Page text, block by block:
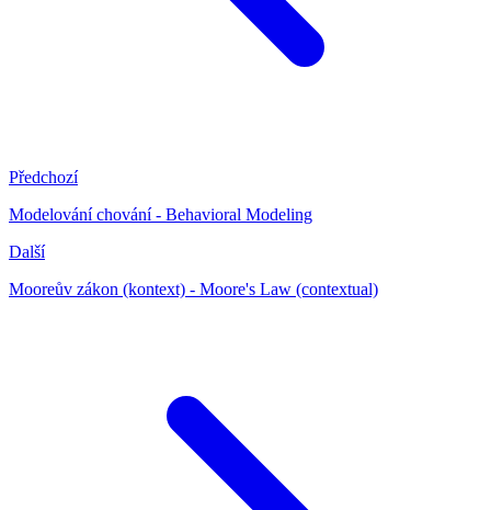
Předchozí
Modelování chování - Behavioral Modeling
Další
Mooreův zákon (kontext) - Moore's Law (contextual)